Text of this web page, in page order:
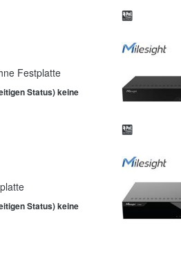
Festplatte
Status) keine
Status) keine